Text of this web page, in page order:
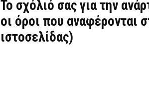
Το σχόλιό σας για την
οι όροι που αναφέρονται
ιστοσελίδας)